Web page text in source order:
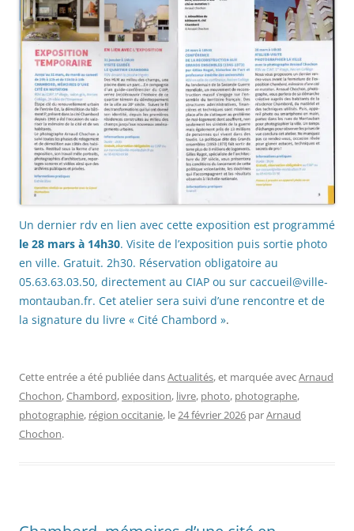
Un dernier rdv en lien avec cette exposition est programmé
le 28 mars à 14h30. Visite de l’exposition puis sortie photo
en ville. Gratuit. 2h30. Réservation obligatoire au
05.63.63.03.50, directement au CIAP ou sur caccueil@ville-
montauban.fr. Cet atelier sera suivi d’une rencontre et de
la signature du livre « Cité Chambord ».
Cette entrée a été publiée dansActualités, et marquée avecArnaud
Chochon,Chambord,exposition, livre, photo, photographe,
photographie, région occitanie, le24 février 2026 parArnaud
Chochon.